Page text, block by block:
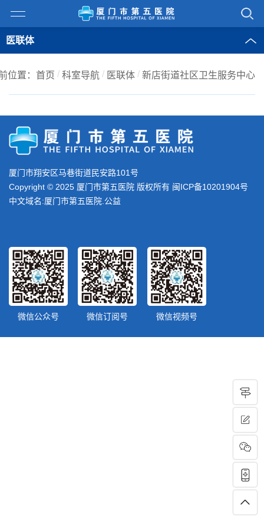
医联体
位置： 首页 / 科室导航 / 医联体 / 新店街道社区卫生服务中心
厦门市翔安区马巷街道民安路101号
Copyright © 2025 厦门市第五医院 版权所有 闽ICP备10201904号
中文域名:厦门市第五医院.公益
微信公众号 微信订阅号 微信视频号